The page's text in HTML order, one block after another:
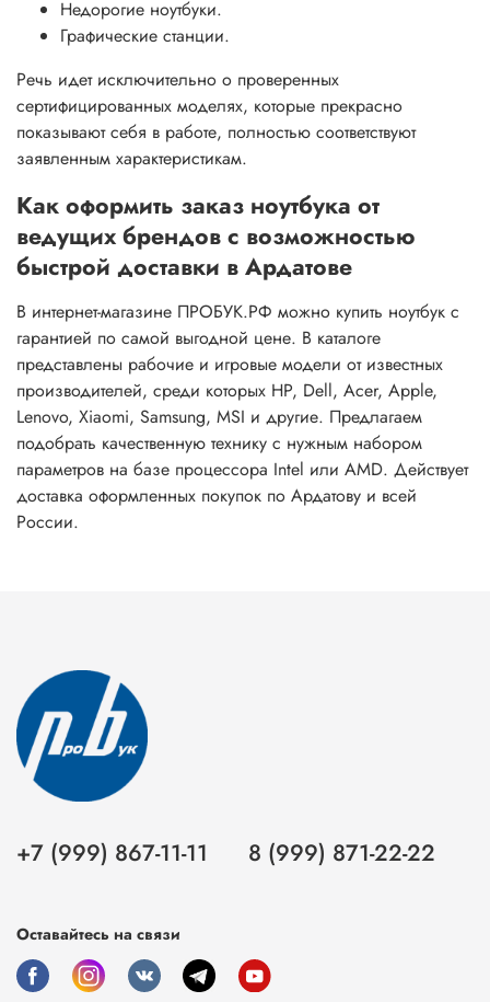
Недорогие ноутбуки.
Графические станции.
Речь идет исключительно о проверенных
сертифицированных моделях, которые прекрасно
показывают себя в работе, полностью соответствуют
заявленным характеристикам.
Как оформить заказ ноутбука от
ведущих брендов с возможностью
быстрой доставки в Ардатове
В интернет-магазине ПРОБУК.РФ можно купить ноутбук с
гарантией по самой выгодной цене. В каталоге
представлены рабочие и игровые модели от известных
производителей, среди которых HP, Dell, Acer, Apple,
Lenovo, Xiaomi, Samsung, MSI и другие. Предлагаем
подобрать качественную технику с нужным набором
параметров на базе процессора Intel или AMD. Действует
доставка оформленных покупок по Ардатову и всей
России.
+7 (999) 867-11-11 8 (999) 871-22-22
Оставайтесь на связи